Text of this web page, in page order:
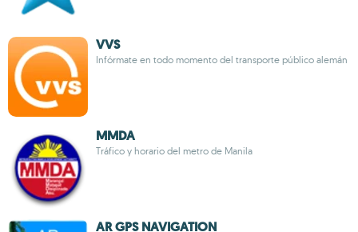
VVS
Infórmate en todo momento del transporte público alemán
MMDA
Tráfico y horario del metro de Manila
AR GPS NAVIGATION